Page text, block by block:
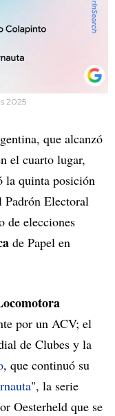
2025
que alcanzó
el cuarto lugar,
la quinta posición
Electoral
de elecciones
de Papel en
por un ACV; el
de Clubes y la
, que continuó su
", la serie
Oesterheld que se